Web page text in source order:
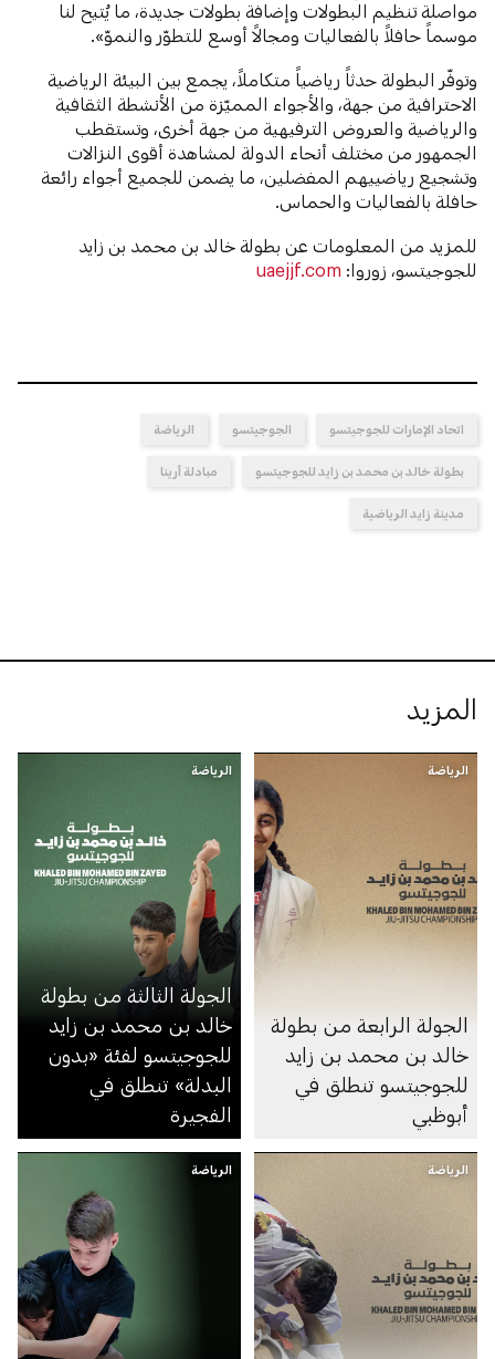
مواصلة تنظيم البطولات وإضافة بطولات جديدة، ما يُتيح لنا
موسماً حافلاً بالفعاليات ومجالاً أوسع للتطوّر والنموّ».
وتوفّر البطولة حدثاً رياضياً متكاملاً، يجمع بين البيئة الرياضية
الاحترافية من جهة، والأجواء المميّزة من الأنشطة الثقافية
والرياضية والعروض الترفيهية من جهة أخرى، وتستقطب
الجمهور من مختلف أنحاء الدولة لمشاهدة أقوى النزالات
وتشجيع رياضييهم المفضلين، ما يضمن للجميع أجواء رائعة
حافلة بالفعاليات والحماس.
للمزيد من المعلومات عن بطولة خالد بن محمد بن زايد
للجوجيتسو، زوروا: uaejjf.com
اتحاد الإمارات للجوجيتسو الجوجيتسو الرياضة
بطولة خالد بن محمد بن زايد للجوجيتسو مبادلة أرينا
مدينة زايد الرياضية
المزيد
الرياضة
الجولة الرابعة من بطولة
خالد بن محمد بن زايد
للجوجيتسو تنطلق في
أبوظبي
الرياضة
الجولة الثالثة من بطولة
خالد بن محمد بن زايد
للجوجيتسو لفئة «بدون
البدلة» تنطلق في
الفجيرة
الرياضة الرياضة